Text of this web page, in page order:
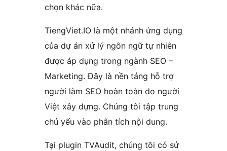
chọn khác nữa.
TiengViet.IO là một nhánh ứng dụng
của dự án xử lý ngôn ngữ tự nhiên
được áp dụng trong ngành SEO –
Marketing. Đây là nền tảng hỗ trợ
người làm SEO hoàn toàn do người
Việt xây dựng. Chúng tôi tập trung
chủ yếu vào phân tích nội dung.
Tại plugin TVAudit, chúng tôi có sử